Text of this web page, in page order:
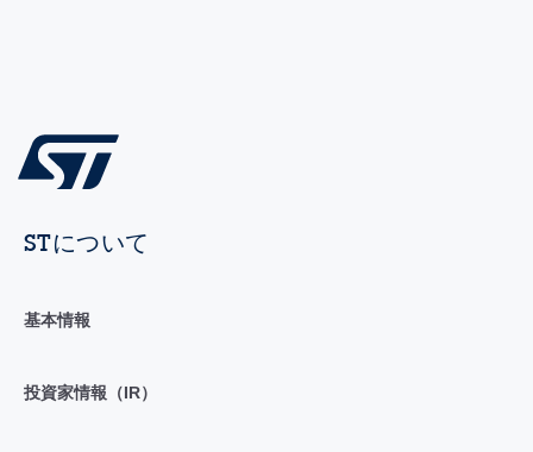
STについて
基本情報
投資家情報（IR）